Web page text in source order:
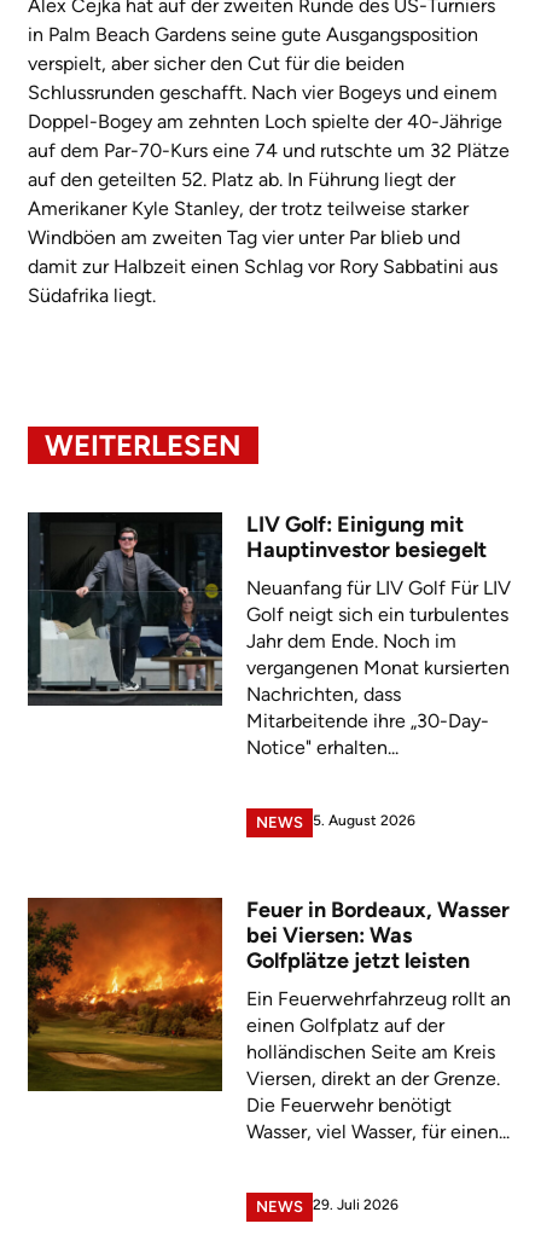
Alex Cejka hat auf der zweiten Runde des US-Turniers
in Palm Beach Gardens seine gute Ausgangsposition
verspielt, aber sicher den Cut für die beiden
Schlussrunden geschafft. Nach vier Bogeys und einem
Doppel-Bogey am zehnten Loch spielte der 40-Jährige
auf dem Par-70-Kurs eine 74 und rutschte um 32 Plätze
auf den geteilten 52. Platz ab. In Führung liegt der
Amerikaner Kyle Stanley, der trotz teilweise starker
Windböen am zweiten Tag vier unter Par blieb und
damit zur Halbzeit einen Schlag vor Rory Sabbatini aus
Südafrika liegt.
WEITERLESEN
LIV Golf: Einigung mit
Hauptinvestor besiegelt
Neuanfang für LIV Golf Für LIV
Golf neigt sich ein turbulentes
Jahr dem Ende. Noch im
vergangenen Monat kursierten
Nachrichten, dass
Mitarbeitende ihre „30-Day-
Notice" erhalten...
NEWS 5. August 2026
Feuer in Bordeaux, Wasser
bei Viersen: Was
Golfplätze jetzt leisten
Ein Feuerwehrfahrzeug rollt an
einen Golfplatz auf der
holländischen Seite am Kreis
Viersen, direkt an der Grenze.
Die Feuerwehr benötigt
Wasser, viel Wasser, für einen...
NEWS 29. Juli 2026